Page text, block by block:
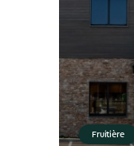
Fruitière